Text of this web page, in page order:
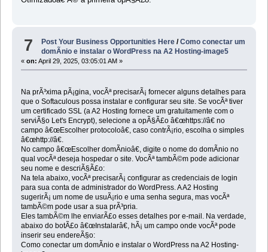
7 Post Your Business Opportunities Here /Como conectar um
domÃ­nio e instalar o WordPress na A2 Hosting-image5
« on: April 29, 2025, 03:05:01 AM »
Na prÃ³xima pÃ¡gina, vocÃª precisarÃ¡ fornecer alguns detalhes para
que o Softaculous possa instalar e configurar seu site. Se vocÃª tiver
um certificado SSL (a A2 Hosting fornece um gratuitamente com o
serviÃ§o Let's Encrypt), selecione a opÃ§Ã£o â€œhttps://â€ no
campo â€œEscolher protocoloâ€, caso contrÃ¡rio, escolha o simples
â€œhttp://â€.
No campo â€œEscolher domÃ­nioâ€, digite o nome do domÃ­nio no
qual vocÃª deseja hospedar o site. VocÃª tambÃ©m pode adicionar
seu nome e descriÃ§Ã£o:
Na tela abaixo, vocÃª precisarÃ¡ configurar as credenciais de login
para sua conta de administrador do WordPress. A A2 Hosting
sugerirÃ¡ um nome de usuÃ¡rio e uma senha segura, mas vocÃª
tambÃ©m pode usar a sua prÃ³pria.
Eles tambÃ©m lhe enviarÃ£o esses detalhes por e-mail. Na verdade,
abaixo do botÃ£o â€œInstalarâ€, hÃ¡ um campo onde vocÃª pode
inserir seu endereÃ§o:
Como conectar um domÃ­nio e instalar o WordPress na A2 Hosting-